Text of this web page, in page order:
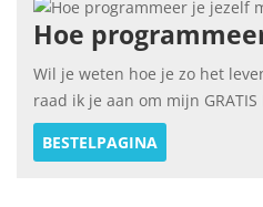
Hoe
Wil je weten hoe je zo het
raad ik je aan om mijn
BESTELPAGINA